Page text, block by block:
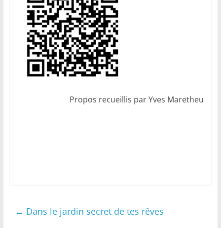
Propos recueillis par Yves Maretheu
← Dans le jardin secret de tes rêves